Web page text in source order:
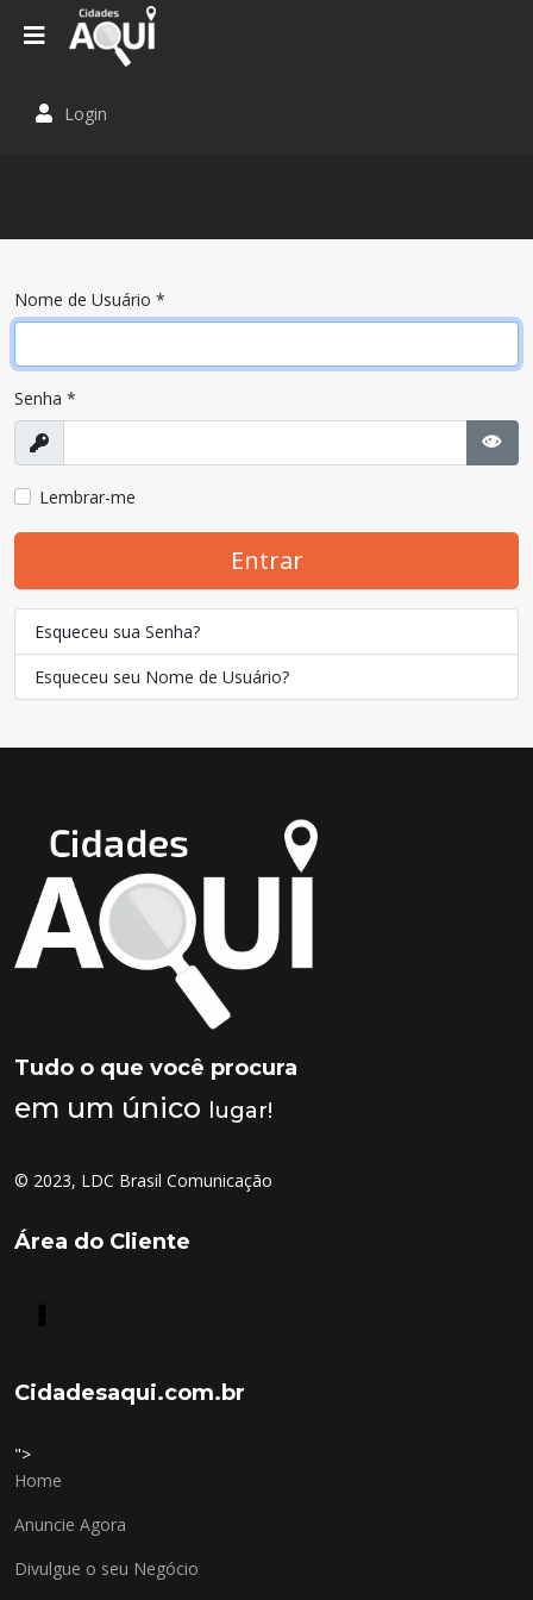
Login
Nome de Usuário *
Senha *
Exibir
Lembrar-me
Entrar
Esqueceu sua Senha?
Esqueceu seu Nome de Usuário?
Tudo o que você procura
em um único lugar!
© 2023, LDC Brasil Comunicação
Área do Cliente
Cidadesaqui.com.br
">
Home
Anuncie Agora
Divulgue o seu Negócio